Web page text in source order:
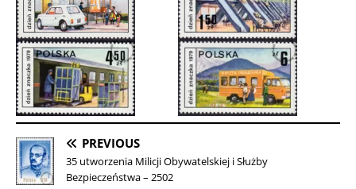
PREVIOUS
35 utworzenia Milicji Obywatelskiej i Służby
Bezpieczeństwa – 2502